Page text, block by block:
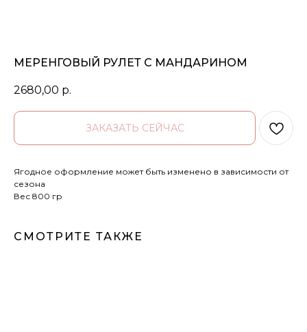
МЕРЕНГОВЫЙ РУЛЕТ С МАНДАРИНОМ
2680,00 р.
ЗАКАЗАТЬ СЕЙЧАС
Ягодное оформление может быть изменено в зависимости от
сезона
Вес 800 гр
СМОТРИТЕ ТАКЖЕ